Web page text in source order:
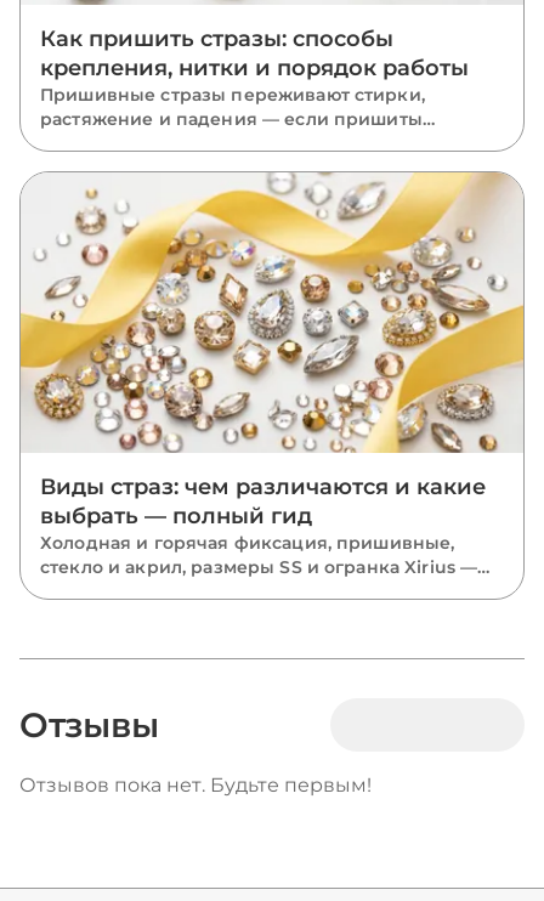
Как пришить стразы: способы
крепления, нитки и порядок работы
Пришивные стразы переживают стирки,
растяжение и падения — если пришиты
вести стежки через отверстия, чем отличается
крепление капли, риволи и ромба и какие
ошибки роняют камни.
Виды страз: чем различаются и какие
выбрать — полный гид
Холодная и горячая фиксация, пришивные,
стекло и акрил, размеры SS и огранка Xirius —
Отзывы
Отзывов пока нет. Будьте первым!